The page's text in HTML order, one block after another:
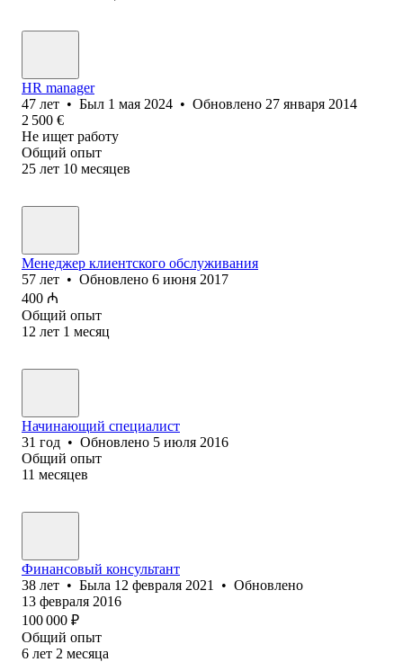
HR manager
47 лет • Был 1 мая 2024 • Обновлено 27 января 2014
2 500 €
Не ищет работу
Общий опыт
25 лет 10 месяцев
Менеджер клиентского обслуживания
57 лет • Обновлено 6 июня 2017
400 ₼
Общий опыт
12 лет 1 месяц
Начинающий специалист
31 год • Обновлено 5 июля 2016
Общий опыт
11 месяцев
Финансовый консультант
38 лет • Была 12 февраля 2021 • Обновлено
13 февраля 2016
100 000 ₽
Общий опыт
6 лет 2 месяца